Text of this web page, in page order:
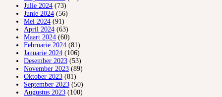
Julie 2024 (73)
Junie 2024 (56)
Mei 2024 (91)
April 2024 (63)
Maart 2024 (60)
Februarie 2024 (81)
Januarie 2024 (106)
Desember 2023 (53)
November 2023 (89)
Oktober 2023 (81)
September 2023 (50)
Augustus 2023 (100)